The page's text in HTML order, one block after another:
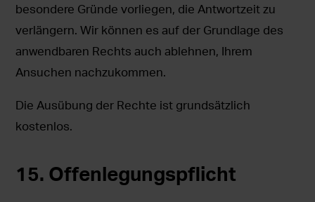
besondere Gründe vorliegen, die Antwortzeit zu
verlängern. Wir können es auf der Grundlage des
anwendbaren Rechts auch ablehnen, Ihrem
Ansuchen nachzukommen.
Die Ausübung der Rechte ist grundsätzlich
kostenlos.
15. Offenlegungspflicht